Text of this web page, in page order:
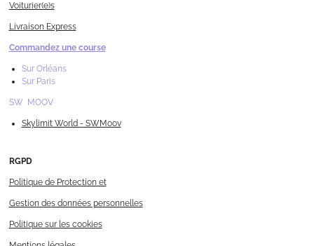
Voiturier(e)s
Livraison Express
Commandez une course
Sur Orléans
Sur Paris
SW MOOV
Skylimit World - SWMoov
RGPD
Politique de Protection et
Gestion des données personnelles
Politique sur les cookies